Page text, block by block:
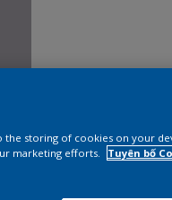
the storing of cookies on your
marketing efforts.
Tuyên bố